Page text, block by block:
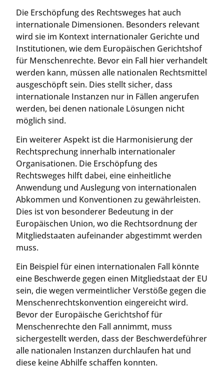
Die Erschöpfung des Rechtsweges hat auch
internationale Dimensionen. Besonders relevant
wird sie im Kontext internationaler Gerichte und
Institutionen, wie dem Europäischen Gerichtshof
für Menschenrechte. Bevor ein Fall hier verhandelt
werden kann, müssen alle nationalen Rechtsmittel
ausgeschöpft sein. Dies stellt sicher, dass
internationale Instanzen nur in Fällen angerufen
werden, bei denen nationale Lösungen nicht
möglich sind.
Ein weiterer Aspekt ist die Harmonisierung der
Rechtsprechung innerhalb internationaler
Organisationen. Die Erschöpfung des
Rechtsweges hilft dabei, eine einheitliche
Anwendung und Auslegung von internationalen
Abkommen und Konventionen zu gewährleisten.
Dies ist von besonderer Bedeutung in der
Europäischen Union, wo die Rechtsordnung der
Mitgliedstaaten aufeinander abgestimmt werden
muss.
Ein Beispiel für einen internationalen Fall könnte
eine Beschwerde gegen einen Mitgliedstaat der EU
sein, die wegen vermeintlicher Verstöße gegen die
Menschenrechtskonvention eingereicht wird.
Bevor der Europäische Gerichtshof für
Menschenrechte den Fall annimmt, muss
sichergestellt werden, dass der Beschwerdeführer
alle nationalen Instanzen durchlaufen hat und
diese keine Abhilfe schaffen konnten.